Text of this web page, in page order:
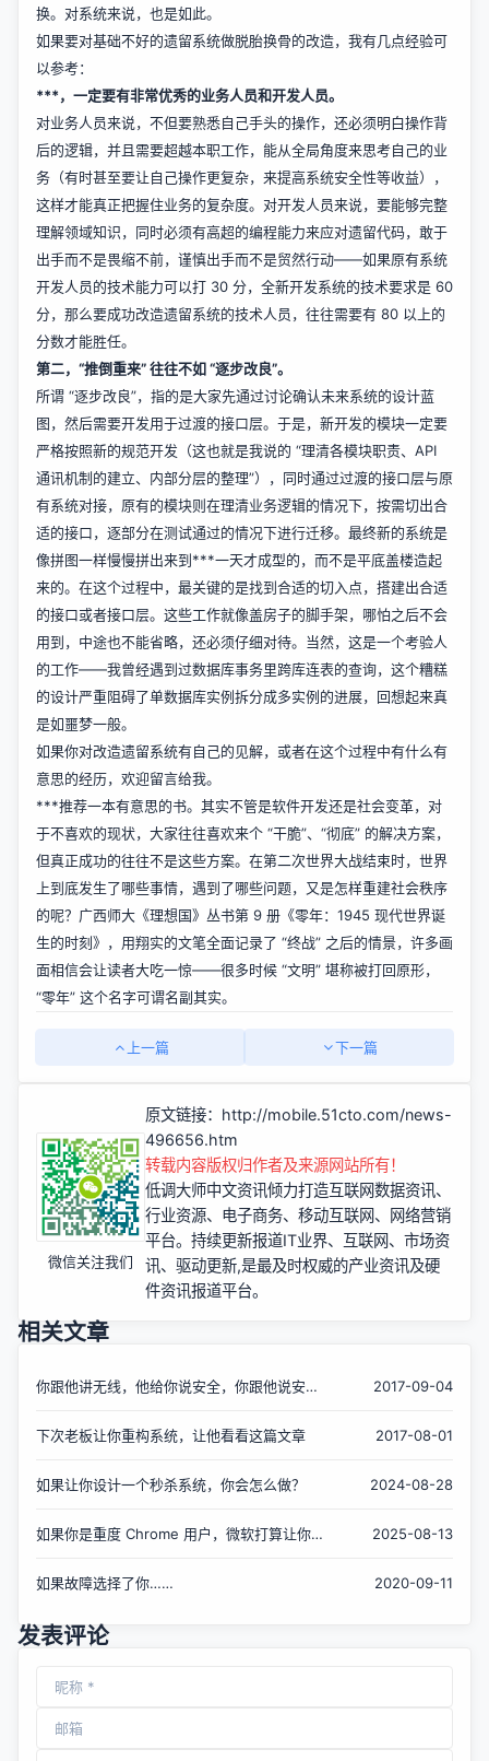
换。对系统来说，也是如此。
如果要对基础不好的遗留系统做脱胎换骨的改造，我有几点经验可
以参考：
***，一定要有非常优秀的业务人员和开发人员。
对业务人员来说，不但要熟悉自己手头的操作，还必须明白操作背
后的逻辑，并且需要超越本职工作，能从全局角度来思考自己的业
务（有时甚至要让自己操作更复杂，来提高系统安全性等收益），
这样才能真正把握住业务的复杂度。对开发人员来说，要能够完整
理解领域知识，同时必须有高超的编程能力来应对遗留代码，敢于
出手而不是畏缩不前，谨慎出手而不是贸然行动——如果原有系统
开发人员的技术能力可以打 30 分，全新开发系统的技术要求是 60
分，那么要成功改造遗留系统的技术人员，往往需要有 80 以上的
分数才能胜任。
第二，“推倒重来” 往往不如 “逐步改良”。
所谓 “逐步改良”，指的是大家先通过讨论确认未来系统的设计蓝
图，然后需要开发用于过渡的接口层。于是，新开发的模块一定要
严格按照新的规范开发（这也就是我说的 “理清各模块职责、API
通讯机制的建立、内部分层的整理”），同时通过过渡的接口层与原
有系统对接，原有的模块则在理清业务逻辑的情况下，按需切出合
适的接口，逐部分在测试通过的情况下进行迁移。最终新的系统是
像拼图一样慢慢拼出来到***一天才成型的，而不是平底盖楼造起
来的。在这个过程中，最关键的是找到合适的切入点，搭建出合适
的接口或者接口层。这些工作就像盖房子的脚手架，哪怕之后不会
用到，中途也不能省略，还必须仔细对待。当然，这是一个考验人
的工作——我曾经遇到过数据库事务里跨库连表的查询，这个糟糕
的设计严重阻碍了单数据库实例拆分成多实例的进展，回想起来真
是如噩梦一般。
如果你对改造遗留系统有自己的见解，或者在这个过程中有什么有
意思的经历，欢迎留言给我。
***推荐一本有意思的书。其实不管是软件开发还是社会变革，对
于不喜欢的现状，大家往往喜欢来个 “干脆”、“彻底” 的解决方案，
但真正成功的往往不是这些方案。在第二次世界大战结束时，世界
上到底发生了哪些事情，遇到了哪些问题，又是怎样重建社会秩序
的呢？广西师大《理想国》丛书第 9 册《零年：1945 现代世界诞
生的时刻》，用翔实的文笔全面记录了 “终战” 之后的情景，许多画
面相信会让读者大吃一惊——很多时候 “文明” 堪称被打回原形，
“零年” 这个名字可谓名副其实。
上一篇 下一篇
微信关注我们
原文链接： http://mobile.51cto.com/news-
496656.htm
转载内容版权归作者及来源网站所有！
低调大师中文资讯倾力打造互联网数据资讯、
行业资源、电子商务、移动互联网、网络营销
平台。持续更新报道IT业界、互联网、市场资
讯、驱动更新,是最及时权威的产业资讯及硬
件资讯报道平台。
相关文章
你跟他讲无线，他给你说安全，你跟他说安
2017-09-04
下次老板让你重构系统，让他看看这篇文章 2017-08-01
如果让你设计一个秒杀系统，你会怎么做？ 2024-08-28
如果你是重度 Chrome 用户，微软打算让你固
2025-08-13
如果故障选择了你…… 2020-09-11
发表评论